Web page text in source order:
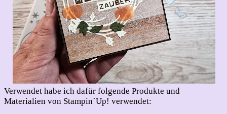
Verwendet habe ich dafür folgende Produkte und
Materialien von Stampin`Up! verwendet: